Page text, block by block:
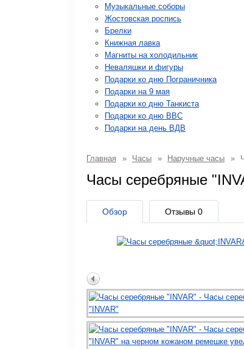
Музыкальные соборы
Жостовская роспись
Брелки
Книжная лавка
Магниты на холодильник
Неваляшки и фигуры
Подарки ко дню Пограничника
Подарки на 9 мая
Подарки ко дню Танкиста
Подарки ко дню ВВС
Подарки на день ВДВ
Главная » Часы » Наручные часы »
Часы серебряные
Обзор Отзывы 0